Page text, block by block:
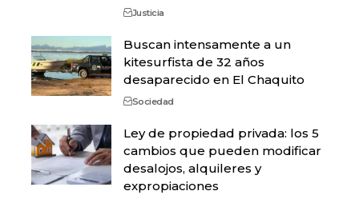
Justicia
Buscan intensamente a un
kitesurfista de 32 años
desaparecido en El Chaquito
Sociedad
Ley de propiedad privada: los 5
cambios que pueden modificar
desalojos, alquileres y
expropiaciones